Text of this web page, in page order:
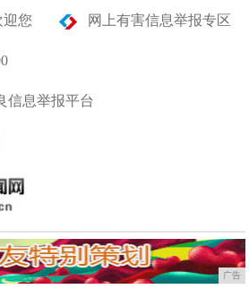
迎您 网上有害信息举报专区
信息举报平台
广告